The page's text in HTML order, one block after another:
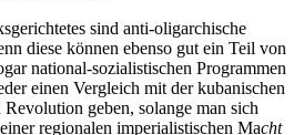
sind anti-oligarchische
diese können ebenso gut ein Teil von
national-sozialistischen Programmen
einen Vergleich mit der kubanischen
geben, solange man sich
regionalen imperialistischen Macht